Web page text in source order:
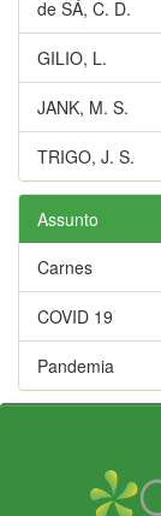
de SÁ, C. D.
GILIO, L.
JANK, M. S.
TRIGO, J. S.
Assunto
Carnes
COVID 19
Pandemia